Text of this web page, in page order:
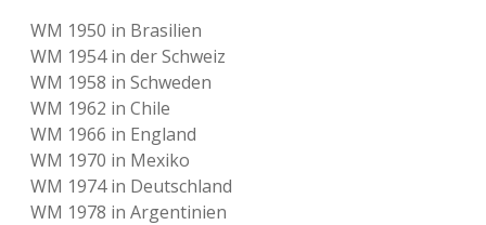
WM 1950 in Brasilien
WM 1954 in der Schweiz
WM 1958 in Schweden
WM 1962 in Chile
WM 1966 in England
WM 1970 in Mexiko
WM 1974 in Deutschland
WM 1978 in Argentinien